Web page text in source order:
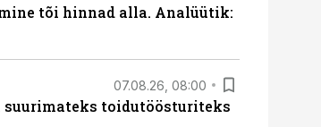
tõi hinnad alla. Analüütik:
07.08.26, 08:00
suurimateks toidutöösturiteks